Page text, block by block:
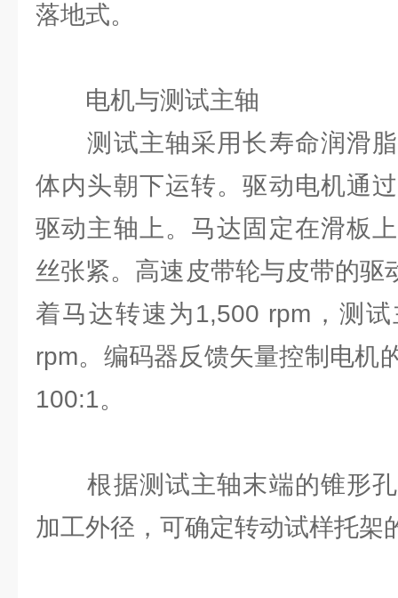
落地式。
电机与测试主轴
测试主轴采⽤长寿命润滑脂
体内头朝下运转。驱动电机通
驱动主轴上。马达固定在滑板
丝张紧。⾼速⽪带轮与⽪带的驱
着马达转速为1,500 rpm，测
rpm。编码器反馈⽮量控制电机
100:1。
根据测试主轴末端的锥形孔
加⼯外径，可确定转动试样托架